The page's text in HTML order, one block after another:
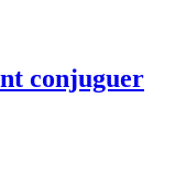
conjuguer